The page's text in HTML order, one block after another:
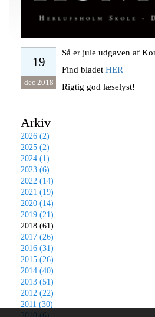
19
dec 2018
Så er jule udgaven af
Find bladet HER
Rigtig god læselyst!
Arkiv
2026 (2)
2025 (2)
2024 (1)
2023 (6)
2022 (14)
2021 (19)
2020 (14)
2019 (21)
2018 (61)
2017 (26)
2016 (31)
2015 (26)
2014 (40)
2013 (51)
2012 (22)
2011 (30)